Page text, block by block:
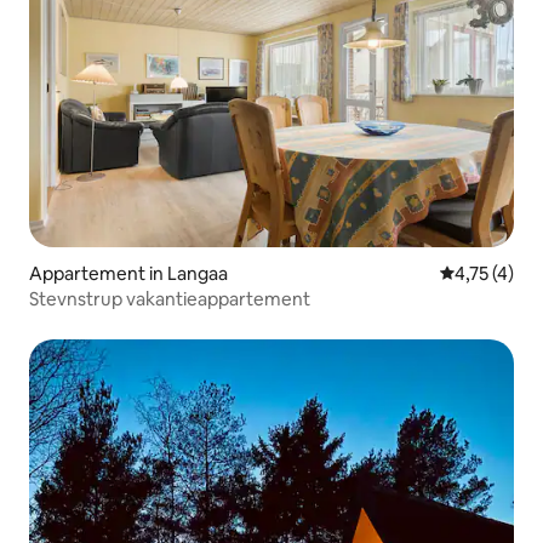
Appartement in Langaa
4,75 (4)
Stevnstrup vakantieappartement